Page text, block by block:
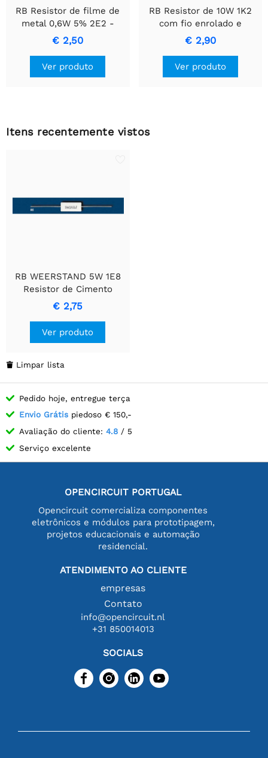
RB Resistor de filme de
metal 0,6W 5% 2E2 -
Resistor de Precisão
Durável
€ 2,50
Ver produto
RB Resistor de 10W 1K2
com fio enrolado e
invólucro de cerâmica.
€ 2,90
Ver produto
Itens recentemente vistos
RB WEERSTAND 5W 1E8
Resistor de Cimento
Enrolado a Fio
€ 2,75
Ver produto
 Limpar lista
Pedido hoje, entregue terça
Envio Grátis piedoso € 150,-
Avaliação do cliente: 4.8 / 5
Serviço excelente
OPENCIRCUIT PORTUGAL
Opencircuit comercializa componentes
eletrônicos e módulos para prototipagem,
projetos educacionais e automação
residencial.
ATENDIMENTO AO CLIENTE
empresas
Contato
info@opencircuit.nl
+31 850014013
SOCIALS